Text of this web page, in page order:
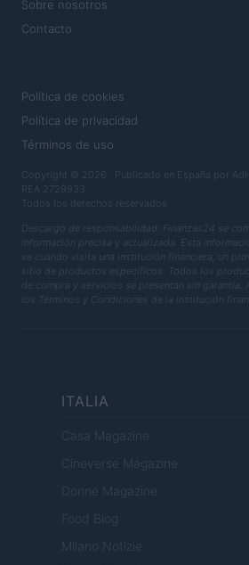
Sobre nosotros
Contacto
Política de cookies
Política de privacidad
Términos de uso
Copyright © 2026 · Publicado en España por
REA 2729933
Todos los derechos reservados
Descargo de responsabilidad: Finanzas24 se
información precisa y actualizada. Esta
ve cuando visita una institución financiera, un
sitio de productos específicos. Todos los
de compra y servicios se presentan sin garantía.
los Términos y Condiciones de la institución
ITALIA
Casa Magazine
Cineverse Magazine
Donne Magazine
Food Blog
Milano Notizie